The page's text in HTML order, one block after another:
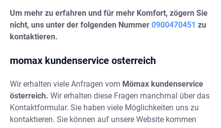
Um mehr zu erfahren und für mehr Komfort, zögern Sie
nicht, uns unter der folgenden Nummer 0900470451 zu
kontaktieren.
momax kundenservice osterreich
Wir erhalten viele Anfragen vom Mömax kundenservice
österreich. Wir erhalten diese Fragen manchmal über das
Kontaktformular. Sie haben viele Möglichkeiten uns zu
kontaktieren. Sie können auf unsere Website kommen